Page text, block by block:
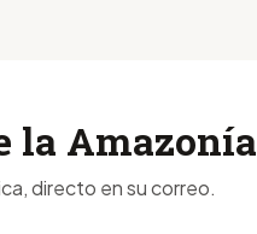
la Amazonía
directo en su correo.